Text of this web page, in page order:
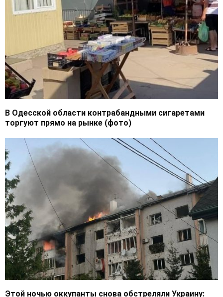
В Одесской области контрабандными сигаретами
торгуют прямо на рынке (фото)
Этой ночью оккупанты снова обстреляли Украину: